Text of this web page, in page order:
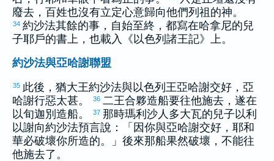
廢去，百姓也沒有立定心意歸向他們列祖的神。
34 約沙法其餘的事，自始至終，都寫在哈拿尼的兒
子耶戶的書上，也載入《 以色列 諸王記》上。
約沙法與亞哈謝聯盟
35 此後， 猶大王約沙法與以色列 王亞哈謝交好， 亞
哈謝行惡太甚。 36 二王合夥造船要往他施去，遂在
以旬迦別 造船。 37 那時瑪利沙 人 多大瓦的兒子 以利
以謝向約沙法預言說：「因你與亞哈謝交好，耶和
華必破壞你所造的。」後來那船果然破壞，不能往
他施去了。